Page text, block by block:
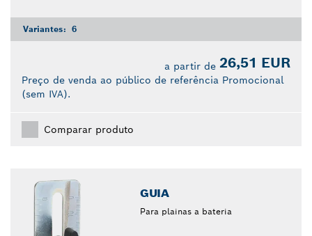
Variantes: 6
a partir de 26,51 EUR
Preço de venda ao público de referência Promocional
(sem IVA).
Comparar produto
GUIA
Para plainas a bateria